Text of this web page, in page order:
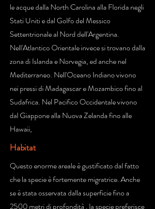
le acque dalla North Carolina alla Florida negli
Stati Uniti e dal Golfo del Messico
Settentrionale al Nord dell'Argentina.
Nell'Atlantico Orientale invece si trovano dalla
zona di Islanda e Norvegia, ed anche nel
Mediterraneo. Nell'Oceano Indiano vivono
nei pressi di Madagascar e Mozambico fino al
Sudafrica. Nel Pacifico Occidentale vivono
dal Giappone alla Nuova Zelanda fino alle
Hawaii,
Habitat
Questo enorme areale è gustificato dal fatto
che la specie è fortemente migratrice. Anche
se è stata osservata dalla superficie fino a
2500 metri di profondità , la specie preferisce